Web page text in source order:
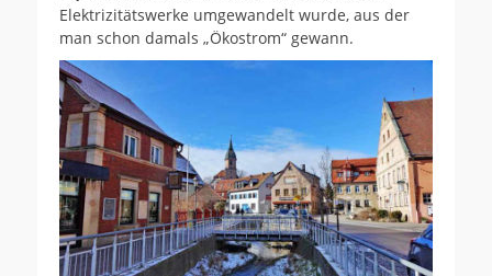
Elektrizitätswerke umgewandelt wurde, aus der
man schon damals „Ökostrom“ gewann.